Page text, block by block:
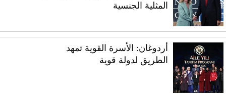
المثلية الجنسية
أردوغان: الأسرة القوية تمهد
الطريق لدولة قوية